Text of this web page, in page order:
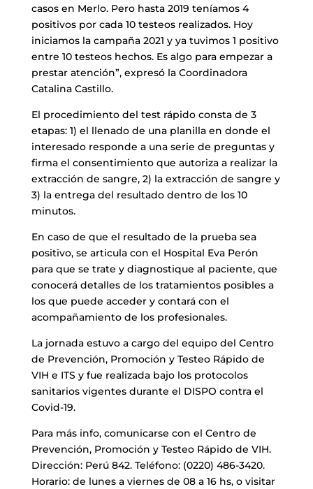
casos en Merlo. Pero hasta 2019 teníamos 4
positivos por cada 10 testeos realizados. Hoy
iniciamos la campaña 2021 y ya tuvimos 1 positivo
entre 10 testeos hechos. Es algo para empezar a
prestar atención”, expresó la Coordinadora
Catalina Castillo.
El procedimiento del test rápido consta de 3
etapas: 1) el llenado de una planilla en donde el
interesado responde a una serie de preguntas y
firma el consentimiento que autoriza a realizar la
extracción de sangre, 2) la extracción de sangre y
3) la entrega del resultado dentro de los 10
minutos.
En caso de que el resultado de la prueba sea
positivo, se articula con el Hospital Eva Perón
para que se trate y diagnostique al paciente, que
conocerá detalles de los tratamientos posibles a
los que puede acceder y contará con el
acompañamiento de los profesionales.
La jornada estuvo a cargo del equipo del Centro
de Prevención, Promoción y Testeo Rápido de
VIH e ITS y fue realizada bajo los protocolos
sanitarios vigentes durante el DISPO contra el
Covid-19.
Para más info, comunicarse con el Centro de
Prevención, Promoción y Testeo Rápido de VIH.
Dirección: Perú 842. Teléfono: (0220) 486-3420.
Horario: de lunes a viernes de 08 a 16 hs, o visitar